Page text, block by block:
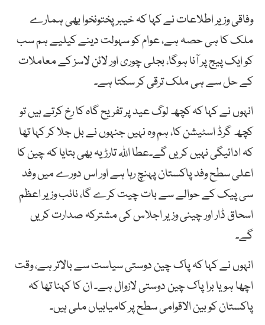
وفاقی وزیر اطلاعات نے کہا کہ خیبر پختونخوا بھی ہمارے
ملک کا ہی حصہ ہے، عوام کو سہولت دینے کیلیے ہم سب
کو ایک پیج پر آنا ہوگا، بجلی چوری اور لائن لاسز کے معاملات
کے حل سے ہی ملک ترقی کر سکتا ہے۔
انہوں نے کہا کہ کچھ لوگ عید پر تفریح گاہ کا رخ کرتے ہیں تو
کچھ گرڈ اسٹیشن کا، ہم وہ نہیں جنہوں نے بل جلا کر کہا تھا
کہ ادائیگی نہیں کریں گے۔عطا اللہ تارڑ یہ بھی بتایا کہ چین کا
اعلی سطح وفد پاکستان پہنچ رہا ہے اور اس دورے میں وفد
سی پیک کے حوالے سے بات چیت کرے گا، نائب وزیر اعظم
اسحاق ڈار اور چینی وزیر اجلاس کی مشترکہ صدارت کریں
گے۔
انہوں نے کہا کہ پاک چین دوستی سیاست سے بالاتر ہے، وقت
اچھا ہو یا برا پاک چین دوستی لازوال ہے۔ ان کا کہنا تھا کہ
پاکستان کو بین الاقوامی سطح پر کامیابیاں ملی ہیں۔